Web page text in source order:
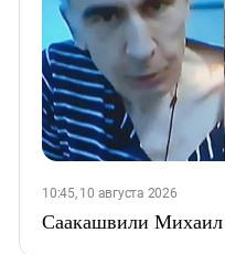
10:45, 10 августа 2026
Саакашвили